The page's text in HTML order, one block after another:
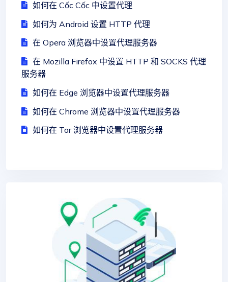
如何在 Cốc Cốc 中设置代理
如何为 Android 设置 HTTP 代理
在 Opera 浏览器中设置代理服务器
在 Mozilla Firefox 中设置 HTTP 和 SOCKS 代理
服务器
如何在 Edge 浏览器中设置代理服务器
如何在 Chrome 浏览器中设置代理服务器
如何在 Tor 浏览器中设置代理服务器